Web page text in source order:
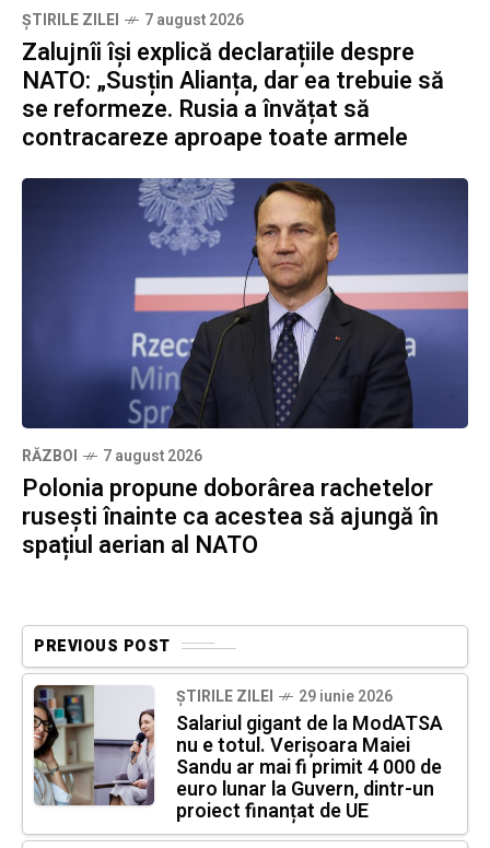
ȘTIRILE ZILEI 7 august 2026
Zalujnîi își explică declarațiile despre
NATO: „Susțin Alianța, dar ea trebuie să
se reformeze. Rusia a învățat să
contracareze aproape toate armele
RĂZBOI 7 august 2026
Polonia propune doborârea rachetelor
rusești înainte ca acestea să ajungă în
spațiul aerian al NATO
PREVIOUS POST
ȘTIRILE ZILEI 29 iunie 2026
Salariul gigant de la ModATSA
nu e totul. Verișoara Maiei
Sandu ar mai fi primit 4 000 de
euro lunar la Guvern, dintr-un
proiect finanțat de UE